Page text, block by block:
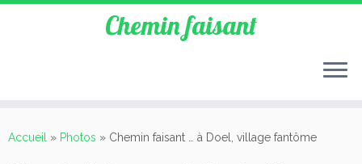
Chemin faisant
Accueil » Photos » Chemin faisant … à Doel, village fantôme